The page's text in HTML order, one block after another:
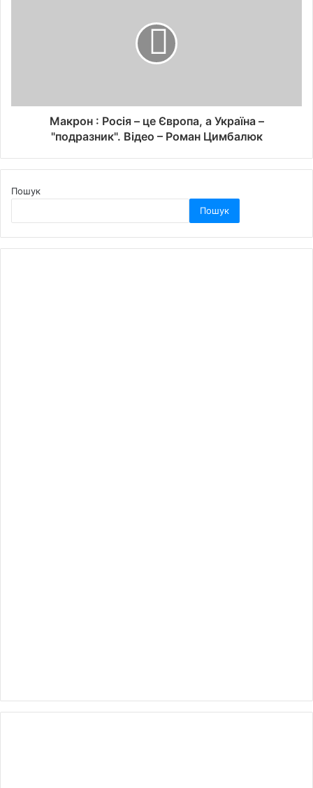
Макрон : Росія – це Європа, а Україна –
"подразник". Відео – Роман Цимбалюк
Пошук
Пошук